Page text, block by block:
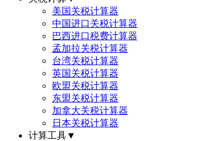
美国关税计算器
中国进口关税计算器
巴西进口税费计算器
孟加拉关税计算器
台湾关税计算器
英国关税计算器
欧盟关税计算器
东盟关税计算器
加拿大关税计算器
日本关税计算器
计算工具▼